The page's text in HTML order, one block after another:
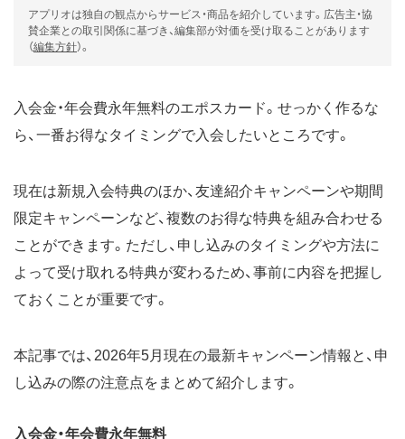
アプリオは独自の観点からサービス・商品を紹介しています。広告主・協
賛企業との取引関係に基づき、編集部が対価を受け取ることがあります
（編集方針）。
入会金・年会費永年無料のエポスカード。せっかく作るな
ら、一番お得なタイミングで入会したいところです。
現在は新規入会特典のほか、友達紹介キャンペーンや期間
限定キャンペーンなど、複数のお得な特典を組み合わせる
ことができます。ただし、申し込みのタイミングや方法に
よって受け取れる特典が変わるため、事前に内容を把握し
ておくことが重要です。
本記事では、2026年5月現在の最新キャンペーン情報と、申
し込みの際の注意点をまとめて紹介します。
入会金・年会費永年無料